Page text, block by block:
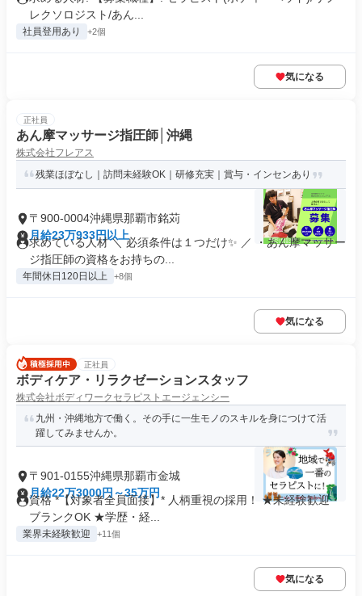
レクソロジスト/あん...
社員登用あり +2個
気になる
正社員
あん摩マッサージ指圧師│沖縄
株式会社フレアス
残業ほぼなし｜訪問未経験OK｜研修充実｜賞与・インセンあり
〒900-0004沖縄県那覇市銘苅
月給23万933円以上
求めている人材 ＼ 必須条件は１つだけ✨ ／ ・あん摩マッサー
ジ指圧師の資格をお持ちの...
年間休日120日以上 +8個
気になる
正社員
ボディケア・リラクゼーションスタッフ
株式会社ボディワークセラピストエージェンシー
九州・沖縄地方で働く。その手に一生モノのスキルを身につけて活
躍してみませんか。
〒901-0155沖縄県那覇市金城
月給22万3000円～35万円
資格 *【対象者全員面接】* 人柄重視の採用！ ★未経験歓迎・
ブランクOK ★学歴・経...
業界未経験歓迎 +11個
気になる